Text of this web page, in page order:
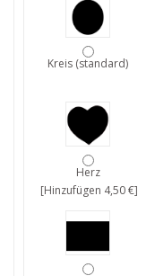
Kreis (standard)
Herz
[Hinzufügen 4,50 €]